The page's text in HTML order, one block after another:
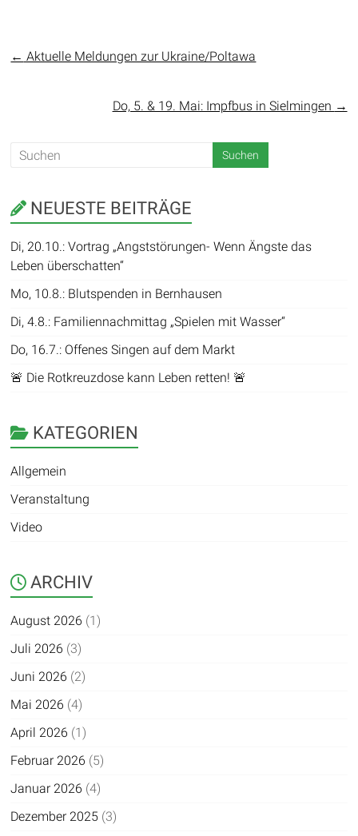
← Aktuelle Meldungen zur Ukraine/Poltawa
Do, 5. & 19. Mai: Impfbus in Sielmingen →
NEUESTE BEITRÄGE
Di, 20.10.: Vortrag „Angststörungen- Wenn Ängste das
Leben überschatten“
Mo, 10.8.: Blutspenden in Bernhausen
Di, 4.8.: Familiennachmittag „Spielen mit Wasser“
Do, 16.7.: Offenes Singen auf dem Markt
🚨 Die Rotkreuzdose kann Leben retten! 🚨
KATEGORIEN
Allgemein
Veranstaltung
Video
ARCHIV
August 2026 (1)
Juli 2026 (3)
Juni 2026 (2)
Mai 2026 (4)
April 2026 (1)
Februar 2026 (5)
Januar 2026 (4)
Dezember 2025 (3)